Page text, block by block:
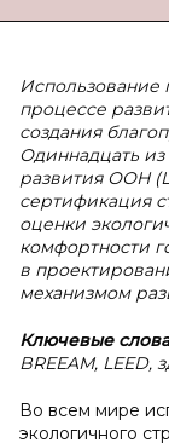
Использование
процессе
создания
Одиннадцать
развития ООН
сертификация
оценки
комфортности
в
механизмом
Ключевые
BREEAM, LEED,
Во всем мире
экологичного